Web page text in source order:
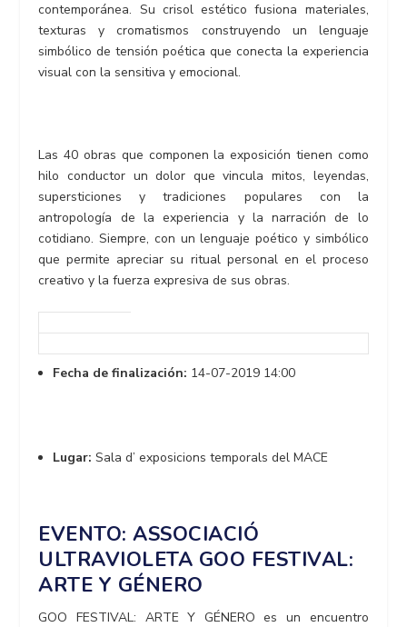
contemporánea. Su crisol estético fusiona materiales,
texturas y cromatismos construyendo un lenguaje
simbólico de tensión poética que conecta la experiencia
visual con la sensitiva y emocional.
Las 40 obras que componen la exposición tienen como
hilo conductor un dolor que vincula mitos, leyendas,
supersticiones y tradiciones populares con la
antropología de la experiencia y la narración de lo
cotidiano. Siempre, con un lenguaje poético y simbólico
que permite apreciar su ritual personal en el proceso
creativo y la fuerza expresiva de sus obras.
Fecha de finalización: 14-07-2019 14:00
Lugar:Sala d’ exposicions temporals del MACE
EVENTO: ASSOCIACIÓ
ULTRAVIOLETA GOO FESTIVAL:
ARTE Y GÉNERO
GOO FESTIVAL: ARTE Y GÉNERO es un encuentro